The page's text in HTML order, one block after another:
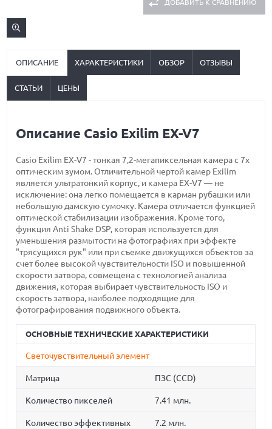
ДОБАВИТЬ К СРАВНЕНИЮ
ОПИСАНИЕ ХАРАКТЕРИСТИКИ ОБЗОР ОТЗЫВЫ
СТАТЬИ ЦЕНЫ
Описание Casio Exilim EX-V7
Casio Exilim EX-V7 - тонкая 7,2-мегапиксельная камера с 7х
оптическим зумом. Отличительной чертой камер Exilim
является ультратонкий корпус, и камера EX-V7 — не
исключение: она легко помещается в карман рубашки или
небольшую дамскую сумочку. Камера отличается функцией
оптической стабилизации изображения. Кроме того,
функция Anti Shake DSP, которая используется для
уменьшения размытости на фотографиях при эффекте
"трясущихся рук" или при съемке движущихся объектов за
счет более высокой чувствительности ISO и повышенной
скорости затвора, совмещена с технологией анализа
движения, которая выбирает чувствительность ISO и
скорость затвора, наиболее подходящие для
фотографирования подвижного объекта.
ОСНОВНЫЕ ТЕХНИЧЕСКИЕ ХАРАКТЕРИСТИКИ
Светочувствительный элемент
Матрица ПЗС (CCD)
Количество пикселей 7.41 млн.
Количество эффективных
7.2 млн.